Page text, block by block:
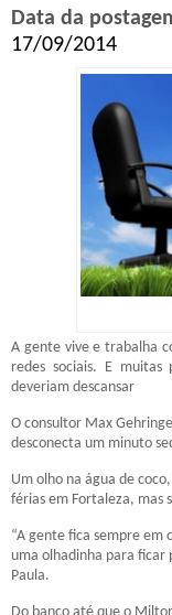
Data da
17/09/2014
A gente vive e trabalha
redes sociais. E
deveriam descansar
O consultor Max
desconecta um minuto
Um olho na água de
férias em Fortaleza, mas
“A gente fica sempre em
uma olhadinha para ficar
Paula.